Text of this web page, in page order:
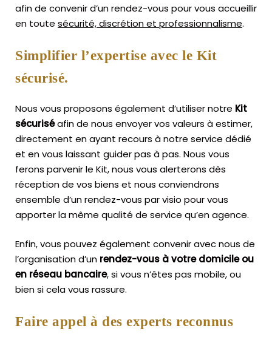
afin de convenir d’un rendez-vous pour vous accueillir
en toute sécurité, discrétion et professionnalisme.
Simplifier l’expertise avec le Kit
sécurisé.
Nous vous proposons également d’utiliser notre Kit
sécuriséafin de nous envoyer vos valeurs à estimer,
directement en ayant recours à notre service dédié
et en vous laissant guider pas à pas. Nous vous
ferons parvenir le Kit, nous vous alerterons dès
réception de vos biens et nous conviendrons
ensemble d’un rendez-vous par visio pour vous
apporter la même qualité de service qu’en agence.
Enfin, vous pouvez également convenir avec nous de
l’organisation d’un rendez-vous à votre domicile ou
en réseau bancaire, si vous n’êtes pas mobile, ou
bien si cela vous rassure.
Faire appel à des experts reconnus